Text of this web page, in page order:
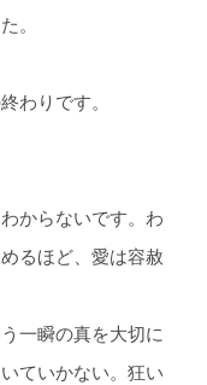
。
わりです。
からないです。わ
るほど、愛は容赦
一瞬の真を大切に
ていかない。狂い